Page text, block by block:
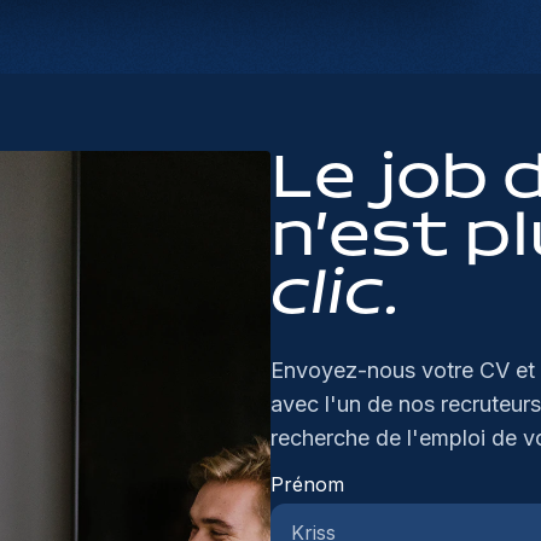
Le job
n’est
clic.
Envoyez-nous votre CV
avec l'un de nos
recherche de l'emploi de
Prénom